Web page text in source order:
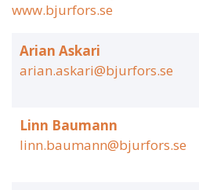
www.bjurfors.se
Arian Askari
arian.askari@bjurfors.se
Linn Baumann
linn.baumann@bjurfors.se